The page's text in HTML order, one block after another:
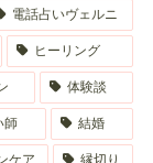
電話占いヴェルニ
ヒーリング
体験談
師 結婚
ケア 縁切り